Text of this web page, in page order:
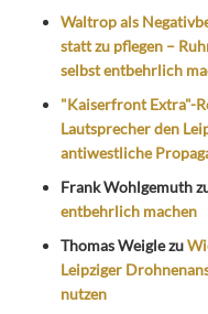
Waltrop als
statt zu pflegen –
selbst entbehrlich
"Kaiserfront Extra"-
Lautsprecher den
antiwestliche
Frank Wohlgemuth
entbehrlich machen
Thomas Weiglezu
Leipziger
nutzen